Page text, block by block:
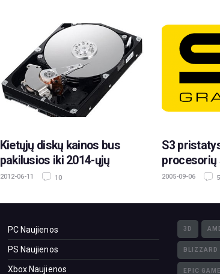
Kietųjų diskų kainos bus
pakilusios iki 2014-ųjų
2012-06-11 10
S3
procesorių
2005-09-06 5
PC Naujienos
PS Naujienos
Xbox Naujienos
3D
BLIZZARD
EPIC